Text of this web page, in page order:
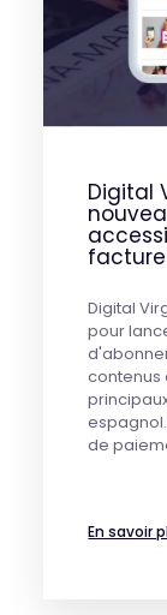
Digital
Digital
pour
contenus
de
En savoir